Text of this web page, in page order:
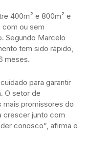
400m² e 800m² e
com ou sem
Segundo Marcelo
tem sido rápido,
meses.
para garantir
O setor de
mais promissores do
crescer junto com
conosco”, afirma o